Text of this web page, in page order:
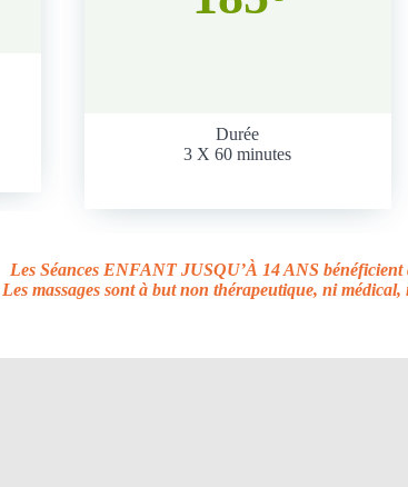
Durée
3 X 60 minutes
Les Séances ENFANT JUSQU’À 14 ANS bénéficient
Les massages sont à but non thérapeutique, ni médical,